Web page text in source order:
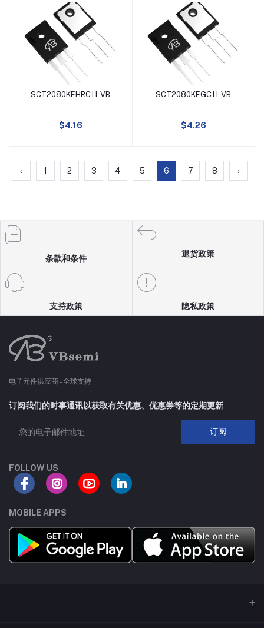
25A
2A
-9A
±8A
-7.3A
-7.6A
6.8A
添加到购物车
SCT2080KEHRC11-VB
$4.16
添加到购物车
SCT2080KEGC11-VB
$4.26
‹ 1 2 3 4 5 6 7 8 ›
条款和条件
退货政策
支持政策 隐私政策
电子元件供应商 - 全球支持
订阅我们的时事通讯以获取有关优惠、优惠券等的定期更新
订阅
FOLLOW US
MOBILE APPS